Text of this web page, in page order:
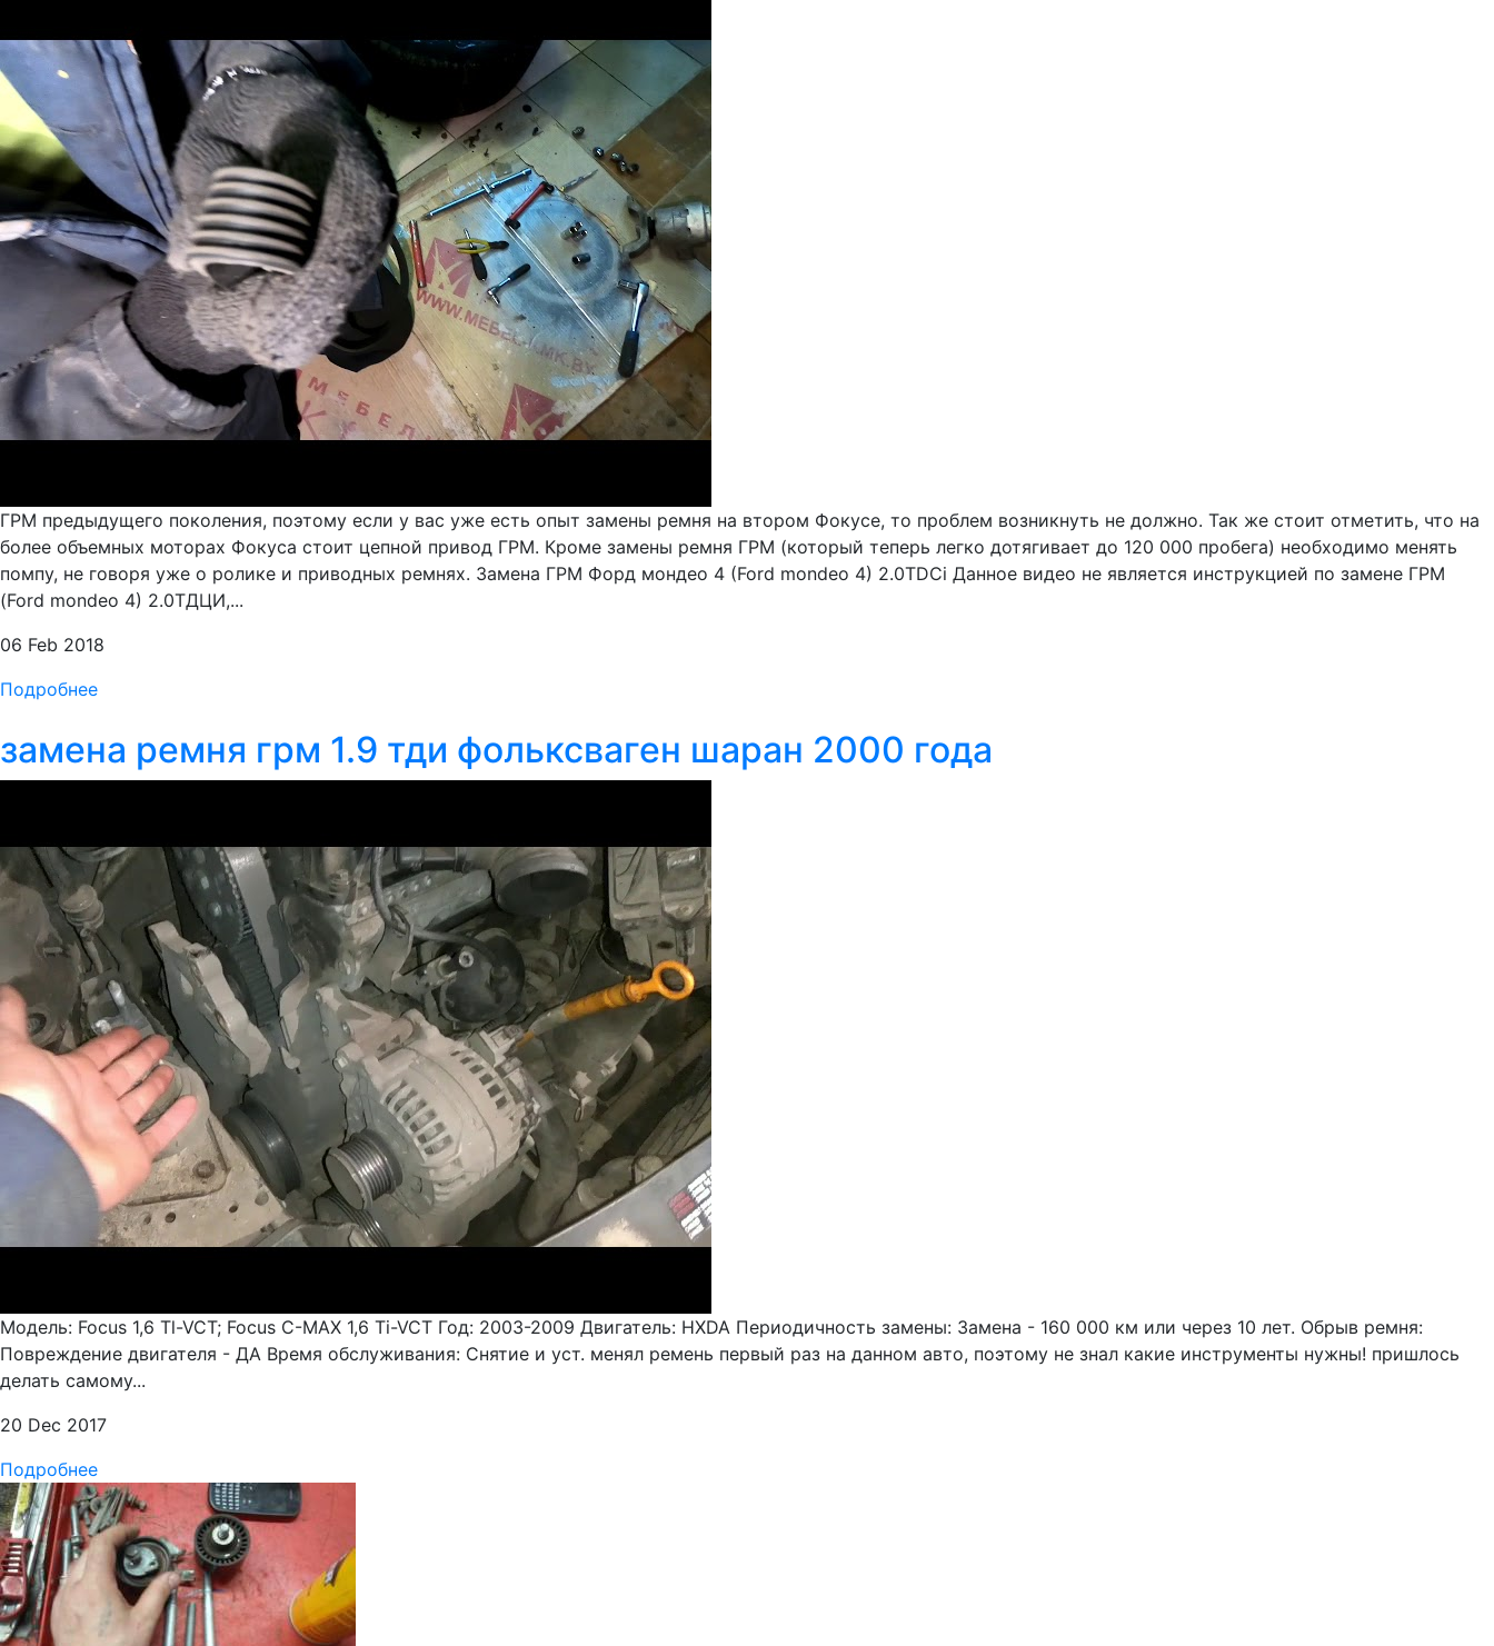
ГРМ предыдущего поколения, поэтому если у вас уже есть опыт замены ремня на втором Фокусе, то проблем возникнуть не должно. Так же стоит отметить, что на
более объемных моторах Фокуса стоит цепной привод ГРМ. Кроме замены ремня ГРМ (который теперь легко дотягивает до 120 000 пробега) необходимо менять
помпу, не говоря уже о ролике и приводных ремнях. Замена ГРМ Форд мондео 4 (Ford mondeo 4) 2.0TDCi Данное видео не является инструкцией по замене ГРМ
(Ford mondeo 4) 2.0ТДЦИ,...
06 Feb 2018
Подробнее
замена ремня грм 1.9 тди фольксваген шаран 2000 года
Модель: Focus 1,6 Tl-VCT; Focus C-MAX 1,6 Ti-VCT Год: 2003-2009 Двигатель: HXDA Периодичность замены: Замена - 160 000 км или через 10 лет. Обрыв ремня:
Повреждение двигателя - ДА Время обслуживания: Снятие и уст. менял ремень первый раз на данном авто, поэтому не знал какие инструменты нужны! пришлось
делать самому...
20 Dec 2017
Подробнее